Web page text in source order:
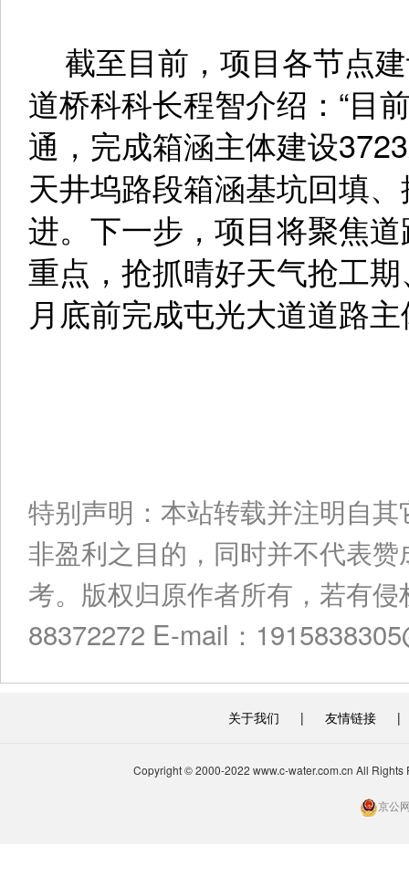
截至目前，项目各节点
道桥科科长程智介绍：“目
通，完成箱涵主体建设
天井坞路段箱涵基坑回填
进。下一步，项目将聚焦
重点，抢抓晴好天气抢工
月底前完成屯光大道道路主
特别声明：本站转载并注明自
非盈利之目的，同时并不代表
考。版权归原作者所有，若有
88372272 E-mail：
关于我们 | 友情链接 |
Copyright © 2000-2022 www.c-water.com.cn All
京公